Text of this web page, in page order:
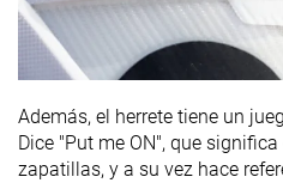
Además, el herrete tiene un
Dice "Put me ON", que
zapatillas, y a su vez hace